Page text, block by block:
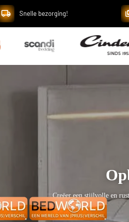
Snelle bezorging!
Geef je slaapkamer